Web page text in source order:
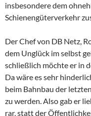
insbesondere dem
Schienengüterverkehr
Der Chef von DB Netz,
dem Unglück im selbst
schließlich möchte er in
Da wäre es sehr
beim Bahnbau der
zu werden. Also gab er
rar, statt der